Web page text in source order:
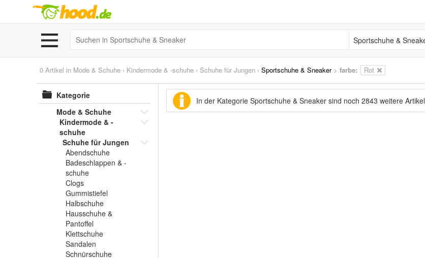
Sportschuhe & Sneaker
0 Artikel in Mode & Schuhe › Kindermode & -schuhe › Schuhe für Jungen › Sportschuhe & Sneaker> farbe: Rot
Kategorie
Mode & Schuhe
Kindermode & -
schuhe
Schuhe für Jungen
Abendschuhe
Badeschlappen & -
schuhe
Clogs
Gummistiefel
Halbschuhe
Hausschuhe &
Pantoffel
Klettschuhe
Sandalen
Schnürschuhe
In der Kategorie Sportschuhe & Sneaker sind noch 2843 weitere Artikel